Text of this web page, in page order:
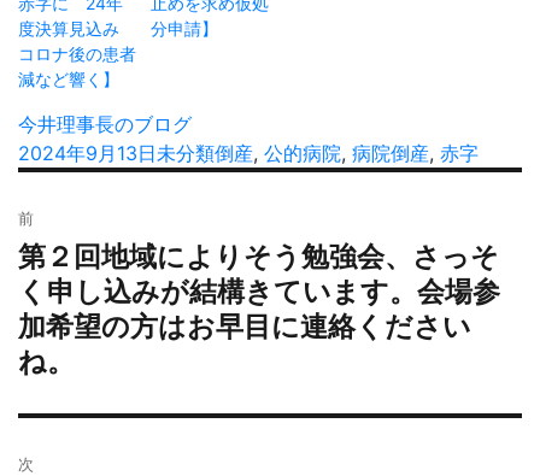
度決算見込み
コロナ後の患者
減など響く】
分申請】
投
稿
今井理事長のブログ
投
日:
2024年9月13日カ
リ
ー
未分類タ
倒産, 公的病院, 病院倒産, 赤字
稿
ナ
ビ
ゲ
ー
ョ
ン
前
過
去
の
投
稿:
第２回地域によりそう勉強会、さっそ
く申し込みが結構きています。会場参
加希望の方はお早目に連絡ください
ね。
次